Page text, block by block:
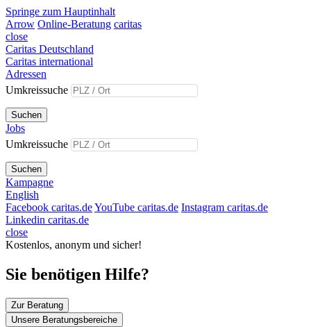
Springe zum Hauptinhalt
Arrow Online-Beratung caritas
close
Caritas Deutschland
Caritas international
Adressen
Umkreissuche
Suchen
Jobs
Umkreissuche
Suchen
Kampagne
English
Facebook caritas.deYouTube caritas.de Instagram caritas.de
Linkedin caritas.de
close
Kostenlos, anonym und sicher!
Sie benötigen Hilfe?
Zur Beratung
Unsere Beratungsbereiche